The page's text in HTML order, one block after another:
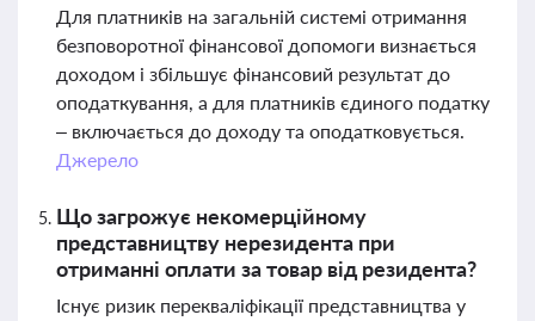
Для платників на загальній системі отримання
безповоротної фінансової допомоги визнається
доходом і збільшує фінансовий результат до
оподаткування, а для платників єдиного податку
– включається до доходу та оподатковується.
Джерело
Що загрожує некомерційному
представництву нерезидента при
отриманні оплати за товар від резидента?
Існує ризик перекваліфікації представництва у